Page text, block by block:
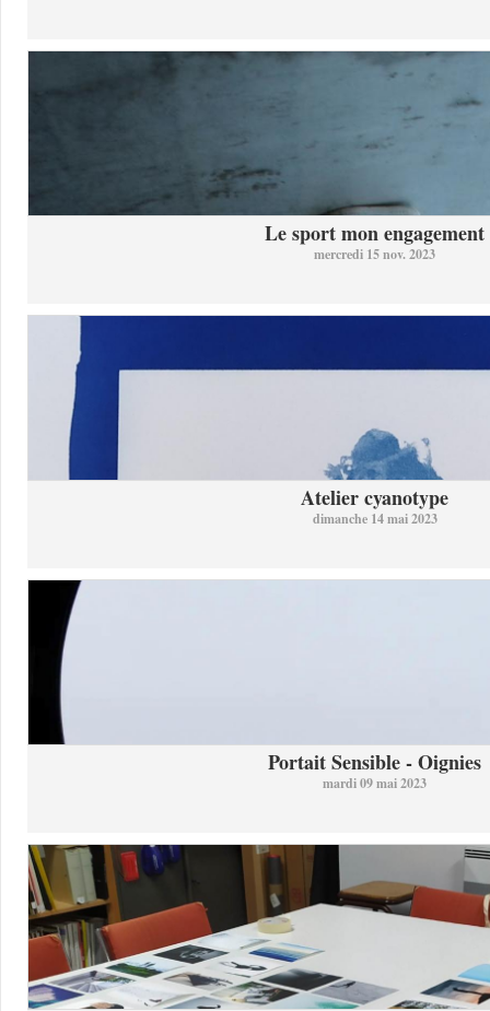
Le sport mon engagement
mercredi 15 nov. 2023
Atelier cyanotype
dimanche 14 mai 2023
Portait Sensible - Oignies
mardi 09 mai 2023